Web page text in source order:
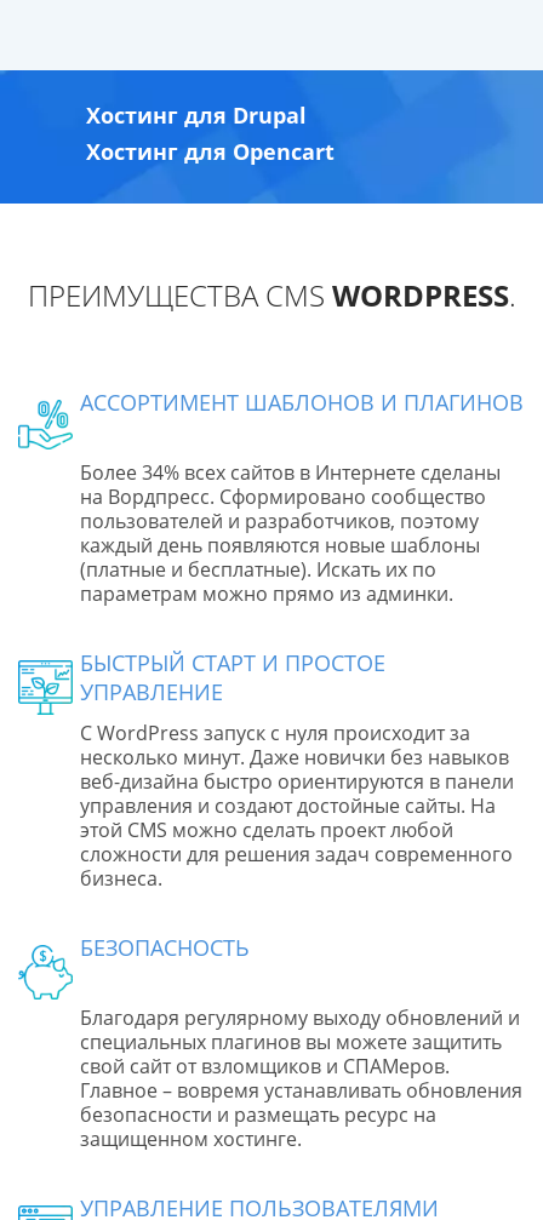
Хостинг для Drupal
Хостинг для Opencart
ПРЕИМУЩЕСТВА CMS WORDPRESS.
АССОРТИМЕНТ ШАБЛОНОВ И ПЛАГИНОВ
Более 34% всех сайтов в Интернете сделаны
на Вордпресс. Сформировано сообщество
пользователей и разработчиков, поэтому
каждый день появляются новые шаблоны
(платные и бесплатные). Искать их по
параметрам можно прямо из админки.
БЫСТРЫЙ СТАРТ И ПРОСТОЕ
УПРАВЛЕНИЕ
С WordPress запуск с нуля происходит за
несколько минут. Даже новички без навыков
веб-дизайна быстро ориентируются в панели
управления и создают достойные сайты. На
этой CMS можно сделать проект любой
сложности для решения задач современного
бизнеса.
БЕЗОПАСНОСТЬ
Благодаря регулярному выходу обновлений и
специальных плагинов вы можете защитить
свой сайт от взломщиков и СПАМеров.
Главное – вовремя устанавливать обновления
безопасности и размещать ресурс на
защищенном хостинге.
УПРАВЛЕНИЕ ПОЛЬЗОВАТЕЛЯМИ